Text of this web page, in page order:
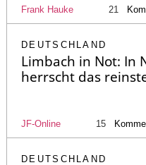
Frank Hauke 21
DEUTSCHLAND
Limbach in Not: In
herrscht das
JF-Online 15
DEUTSCHLAND